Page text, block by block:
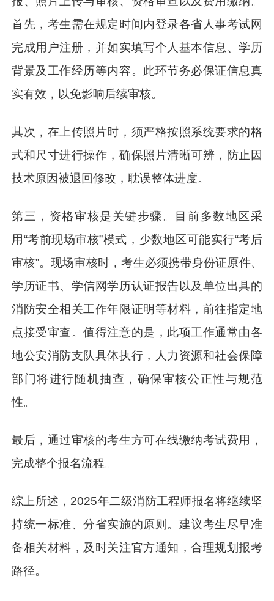
首先，考生需在规定时间内登录各省人事考试网
完成用户注册，并如实填写个人基本信息、学历
背景及工作经历等内容。此环节务必保证信息真
实有效，以免影响后续审核。
其次，在上传照片时，须严格按照系统要求的格
式和尺寸进行操作，确保照片清晰可辨，防止因
技术原因被退回修改，耽误整体进度。
第三，资格审核是关键步骤。目前多数地区采
用“考前现场审核”模式，少数地区可能实行“考后
审核”。现场审核时，考生必须携带身份证原件、
学历证书、学信网学历认证报告以及单位出具的
消防安全相关工作年限证明等材料，前往指定地
点接受审查。值得注意的是，此项工作通常由各
地公安消防支队具体执行，人力资源和社会保障
部门将进行随机抽查，确保审核公正性与规范
性。
最后，通过审核的考生方可在线缴纳考试费用，
完成整个报名流程。
综上所述，2025年二级消防工程师报名将继续坚
持统一标准、分省实施的原则。建议考生尽早准
备相关材料，及时关注官方通知，合理规划报考
路径。